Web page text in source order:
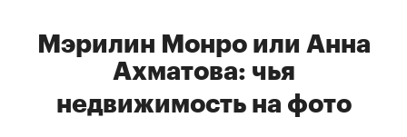
Мэрилин Монро или Анна
Ахматова: чья
недвижимость на фото